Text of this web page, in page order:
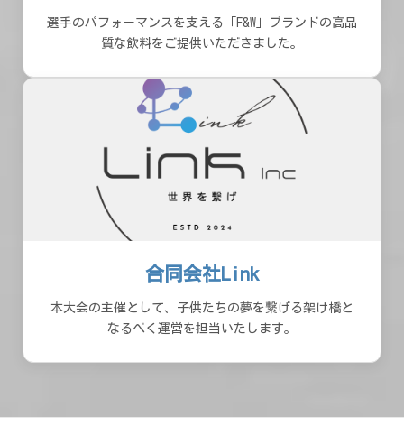
選手のパフォーマンスを支える「F&W」ブランドの高品
質な飲料をご提供いただきました。
合同会社Link
本大会の主催として、子供たちの夢を繋げる架け橋と
なるべく運営を担当いたします。